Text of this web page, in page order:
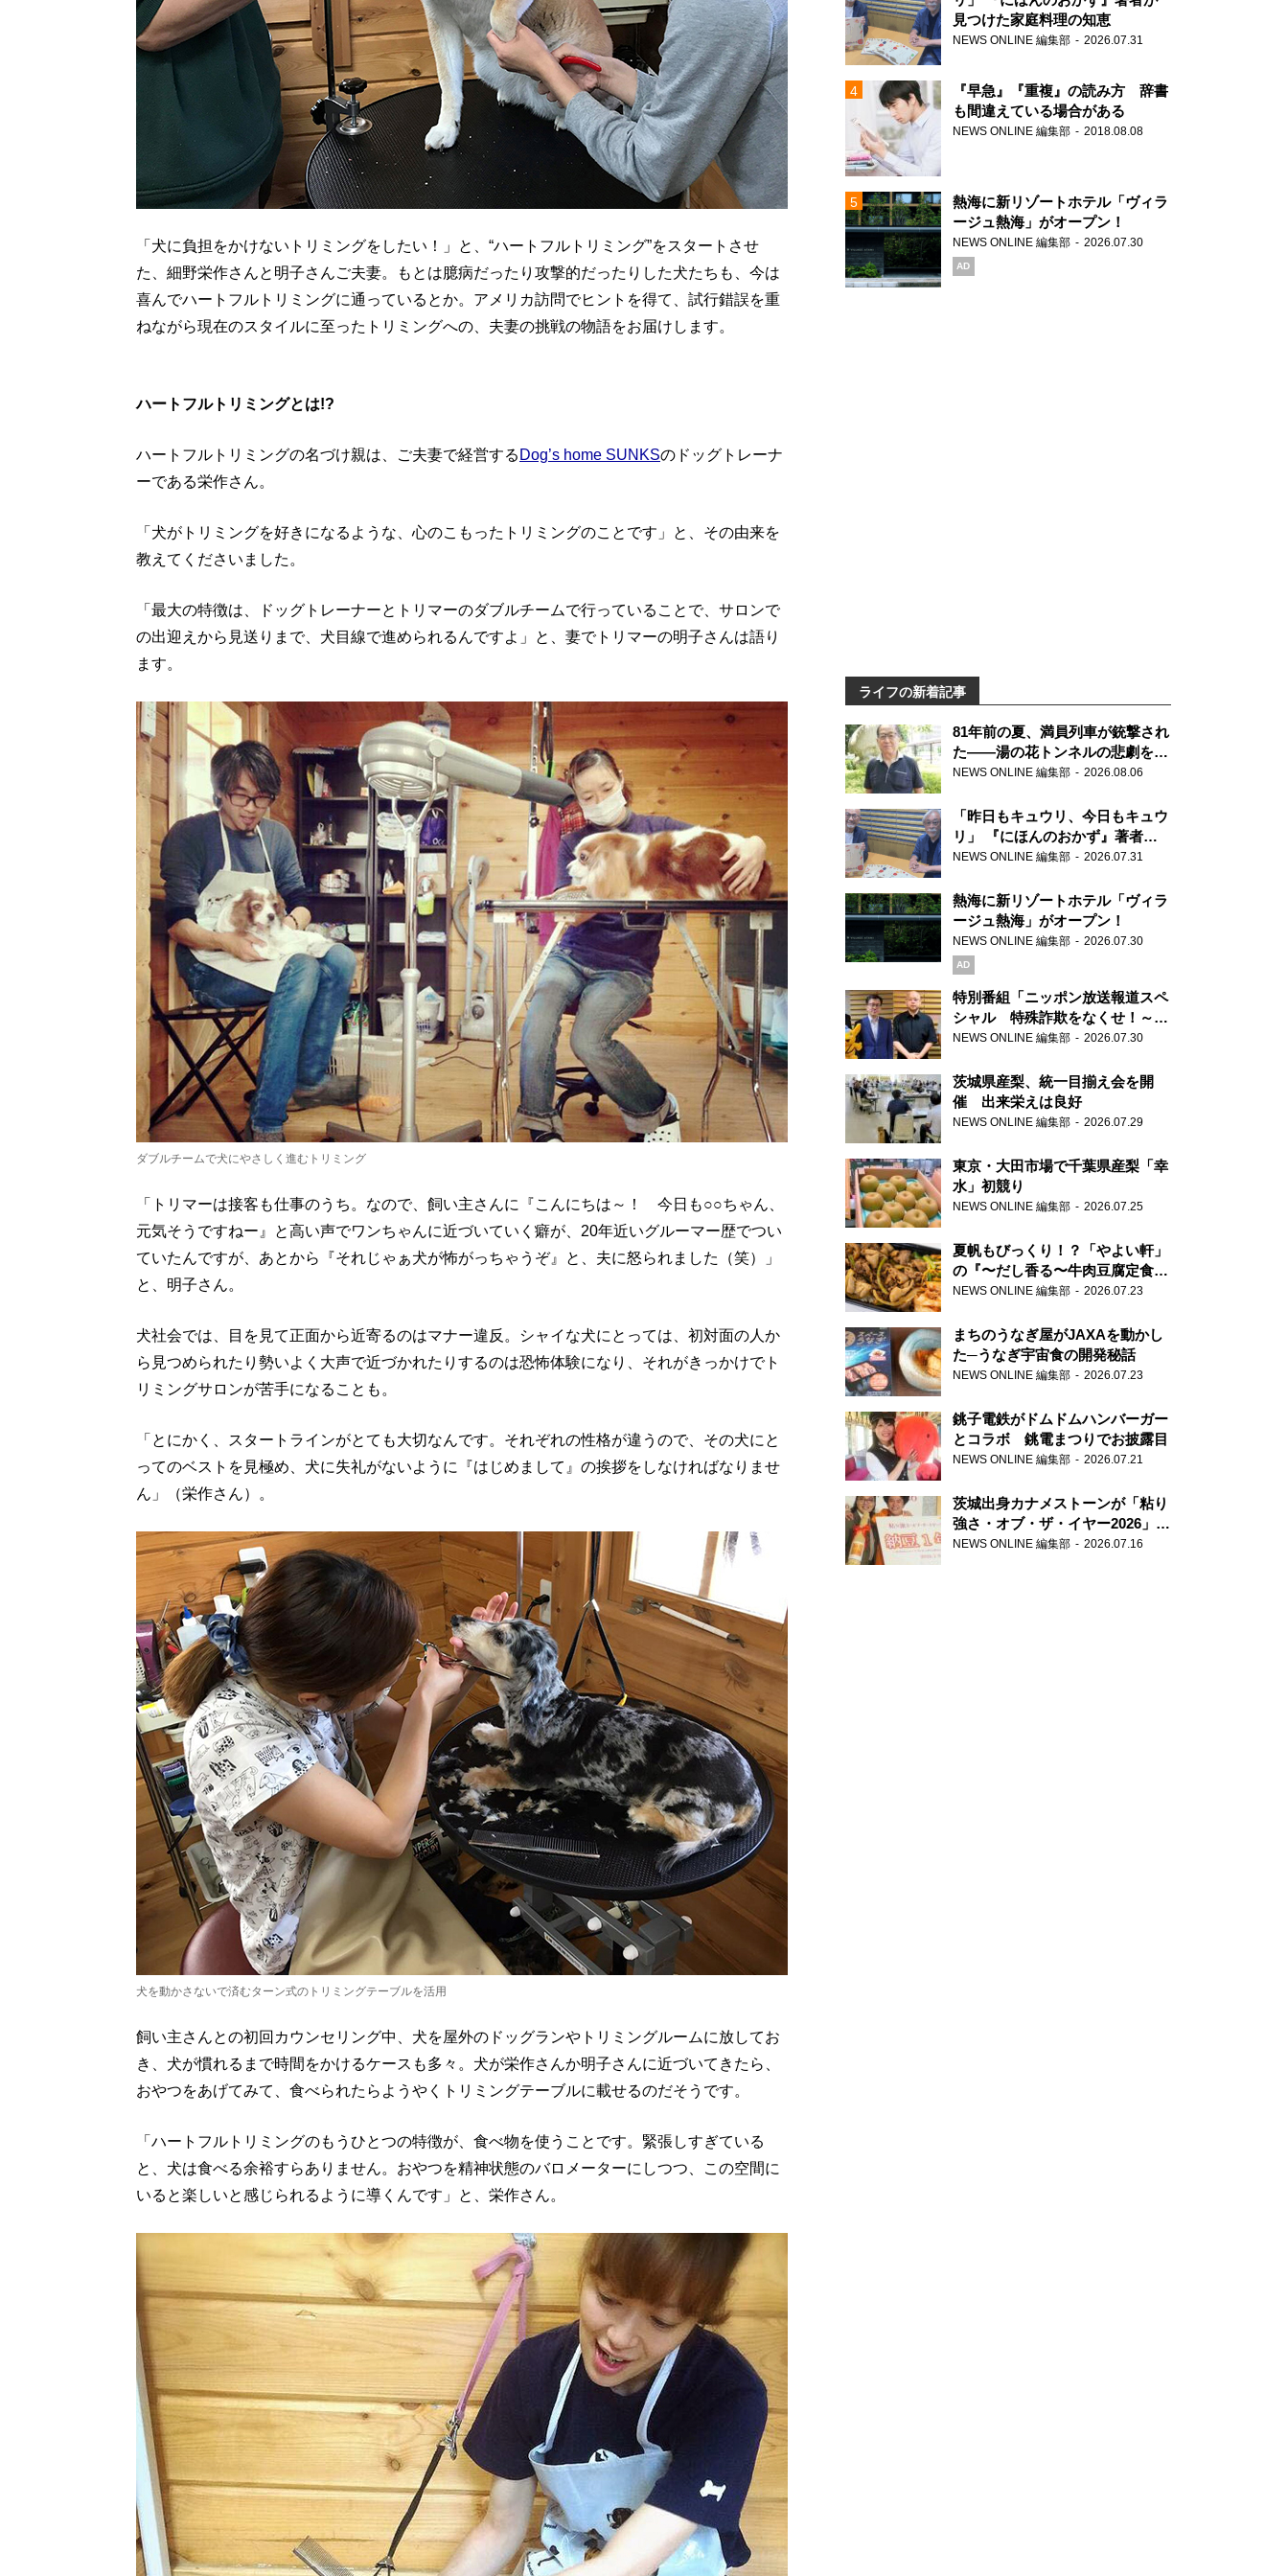
「犬に負担をかけないトリミングをしたい！」と、“ハートフルトリミング”をスタートさせ
た、細野栄作さんと明子さんご夫妻。もとは臆病だったり攻撃的だったりした犬たちも、今は
喜んでハートフルトリミングに通っているとか。アメリカ訪問でヒントを得て、試行錯誤を重
ねながら現在のスタイルに至ったトリミングへの、夫妻の挑戦の物語をお届けします。
ハートフルトリミングとは!?
ハートフルトリミングの名づけ親は、ご夫妻で経営する Dog’s home SUNKSのドッグトレーナ
ーである栄作さん。
「犬がトリミングを好きになるような、心のこもったトリミングのことです」と、その由来を
教えてくださいました。
「最大の特徴は、ドッグトレーナーとトリマーのダブルチームで行っていることで、サロンで
の出迎えから見送りまで、犬目線で進められるんですよ」と、妻でトリマーの明子さんは語り
ます。
ダブルチームで犬にやさしく進むトリミング
「トリマーは接客も仕事のうち。なので、飼い主さんに『こんにちは～！ 今日も○○ちゃん、
元気そうですねー』と高い声でワンちゃんに近づいていく癖が、20年近いグルーマー歴でつい
ていたんですが、あとから『それじゃぁ犬が怖がっちゃうぞ』と、夫に怒られました（笑）」
と、明子さん。
犬社会では、目を見て正面から近寄るのはマナー違反。シャイな犬にとっては、初対面の人か
ら見つめられたり勢いよく大声で近づかれたりするのは恐怖体験になり、それがきっかけでト
リミングサロンが苦手になることも。
「とにかく、スタートラインがとても大切なんです。それぞれの性格が違うので、その犬にと
ってのベストを見極め、犬に失礼がないように『はじめまして』の挨拶をしなければなりませ
ん」（栄作さん）。
犬を動かさないで済むターン式のトリミングテーブルを活用
飼い主さんとの初回カウンセリング中、犬を屋外のドッグランやトリミングルームに放してお
き、犬が慣れるまで時間をかけるケースも多々。犬が栄作さんか明子さんに近づいてきたら、
おやつをあげてみて、食べられたらようやくトリミングテーブルに載せるのだそうです。
「ハートフルトリミングのもうひとつの特徴が、食べ物を使うことです。緊張しすぎている
と、犬は食べる余裕すらありません。おやつを精神状態のバロメーターにしつつ、この空間に
いると楽しいと感じられるように導くんです」と、栄作さん。
見つけた家庭料理の知恵
NEWS ONLINE 編集部 2026.07.31
『早急』『重複』の読み方 辞書
も間違えている場合がある
NEWS ONLINE 編集部 2018.08.08
熱海に新リゾートホテル「ヴィラ
ージュ熱海」がオープン！
NEWS ONLINE 編集部 2026.07.30
AD
ライフの新着記事
81年前の夏、満員列車が銃撃され
た――湯の花トンネルの悲劇を語
り継ぐ男性の
NEWS ONLINE 編集部 2026.08.06
「昨日もキュウリ、今日もキュウ
リ」 『にほんのおかず』著者が
見つけた家庭料理の知恵
NEWS ONLINE 編集部 2026.07.31
熱海に新リゾートホテル「ヴィラ
ージュ熱海」がオープン！
NEWS ONLINE 編集部 2026.07.30
AD
特別番組「ニッポン放送報道スペ
シャル 特殊詐欺をなくせ！～被
害者・加害者・警視庁が語るトク
NEWS ONLINE 編集部 2026.07.30
茨城県産梨、統一目揃え会を開
催 出来栄えは良好
NEWS ONLINE 編集部 2026.07.29
東京・大田市場で千葉県産梨「幸
水」初競り
NEWS ONLINE 編集部 2026.07.25
夏帆もびっくり！？「やよい軒」
の『〜だし香る〜牛肉豆腐定食』
が香り高すぎる
NEWS ONLINE 編集部 2026.07.23
まちのうなぎ屋がJAXAを動かし
た─うなぎ宇宙食の開発秘話
NEWS ONLINE 編集部 2026.07.23
銚子電鉄がドムドムハンバーガー
とコラボ 銚電まつりでお披露目
NEWS ONLINE 編集部 2026.07.21
茨城出身カナメストーンが「粘り
強さ・オブ・ザ・イヤー2026」受
賞 粘り強いコンビ愛で納豆を
NEWS ONLINE 編集部 2026.07.16